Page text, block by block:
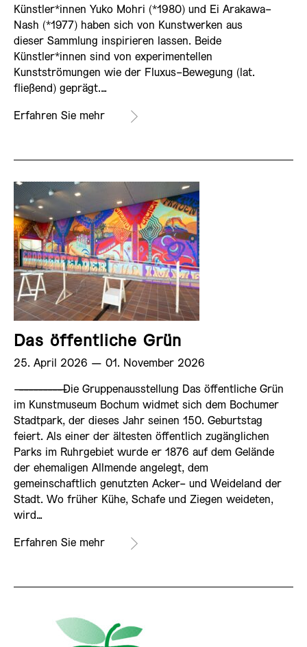
Künstler*innen Yuko Mohri (*1980) und Ei Arakawa-
Nash (*1977) haben sich von Kunstwerken aus
dieser Sammlung inspirieren lassen. Beide
Künstler*innen sind von experimentellen
Kunstströmungen wie der Fluxus-Bewegung (lat.
fließend) geprägt.…
Erfahren Sie mehr
Das öffentliche Grün
25. April 2026 ­— 01. November 2026
——————————Die Gruppenausstellung Das öffentliche Grün
im Kunstmuseum Bochum widmet sich dem Bochumer
Stadtpark, der dieses Jahr seinen 150. Geburtstag
feiert. Als einer der ältesten öffentlich zugänglichen
Parks im Ruhrgebiet wurde er 1876 auf dem Gelände
der ehemaligen Allmende angelegt, dem
gemeinschaftlich genutzten Acker- und Weideland der
Stadt. Wo früher Kühe, Schafe und Ziegen weideten,
wird…
Erfahren Sie mehr